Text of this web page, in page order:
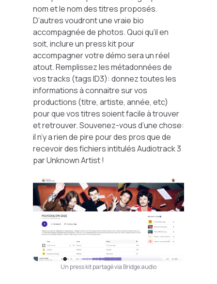
nom et le nom des titres proposés.
D’autres voudront une vraie bio
accompagnée de photos. Quoi qu’il en
soit, inclure un press kit pour
accompagner votre démo sera un réel
atout. Remplissez les métadonnées de
vos tracks (tags ID3): donnez toutes les
informations à connaitre sur vos
productions (titre, artiste, année, etc)
pour que vos titres soient facile à trouver
et retrouver. Souvenez-vous d’une chose:
il n’y a rien de pire pour des pros que de
recevoir des fichiers intitulésAudiotrack 3
par Unknown Artist !
Un press kit partagé via Bridge.audio